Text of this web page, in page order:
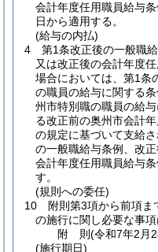
会計年度任用職員給与
日から適用する。
(給与の内払)
4
第1条改正後の一般職
又は改正後の会計年度
場合においては、第1条
の職員の給与に関する
州市特別職の職員の給
る改正前の奥州市会計
の規定に基づいて支給
の一般職給与条例、改
会計年度任用職員給与
す。
(規則への委任)
10
附則第3項から前項ま
の施行に関し必要な事項
附 則(令和7年2月
(施行期日)